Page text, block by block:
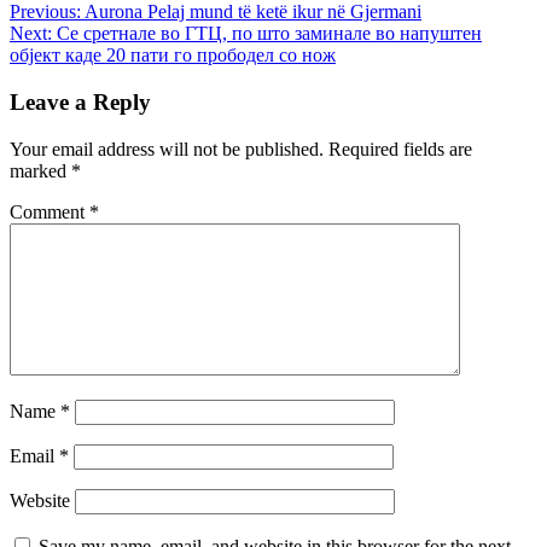
Previous: Aurona Pelaj mund të ketë ikur në Gjermani
Next: Се сретнале во ГТЦ, по што заминале во напуштен
објект каде 20 пати го прободел со нож
Leave a Reply
Your email address will not be published. Required fields are
marked *
Comment *
Name *
Email *
Website